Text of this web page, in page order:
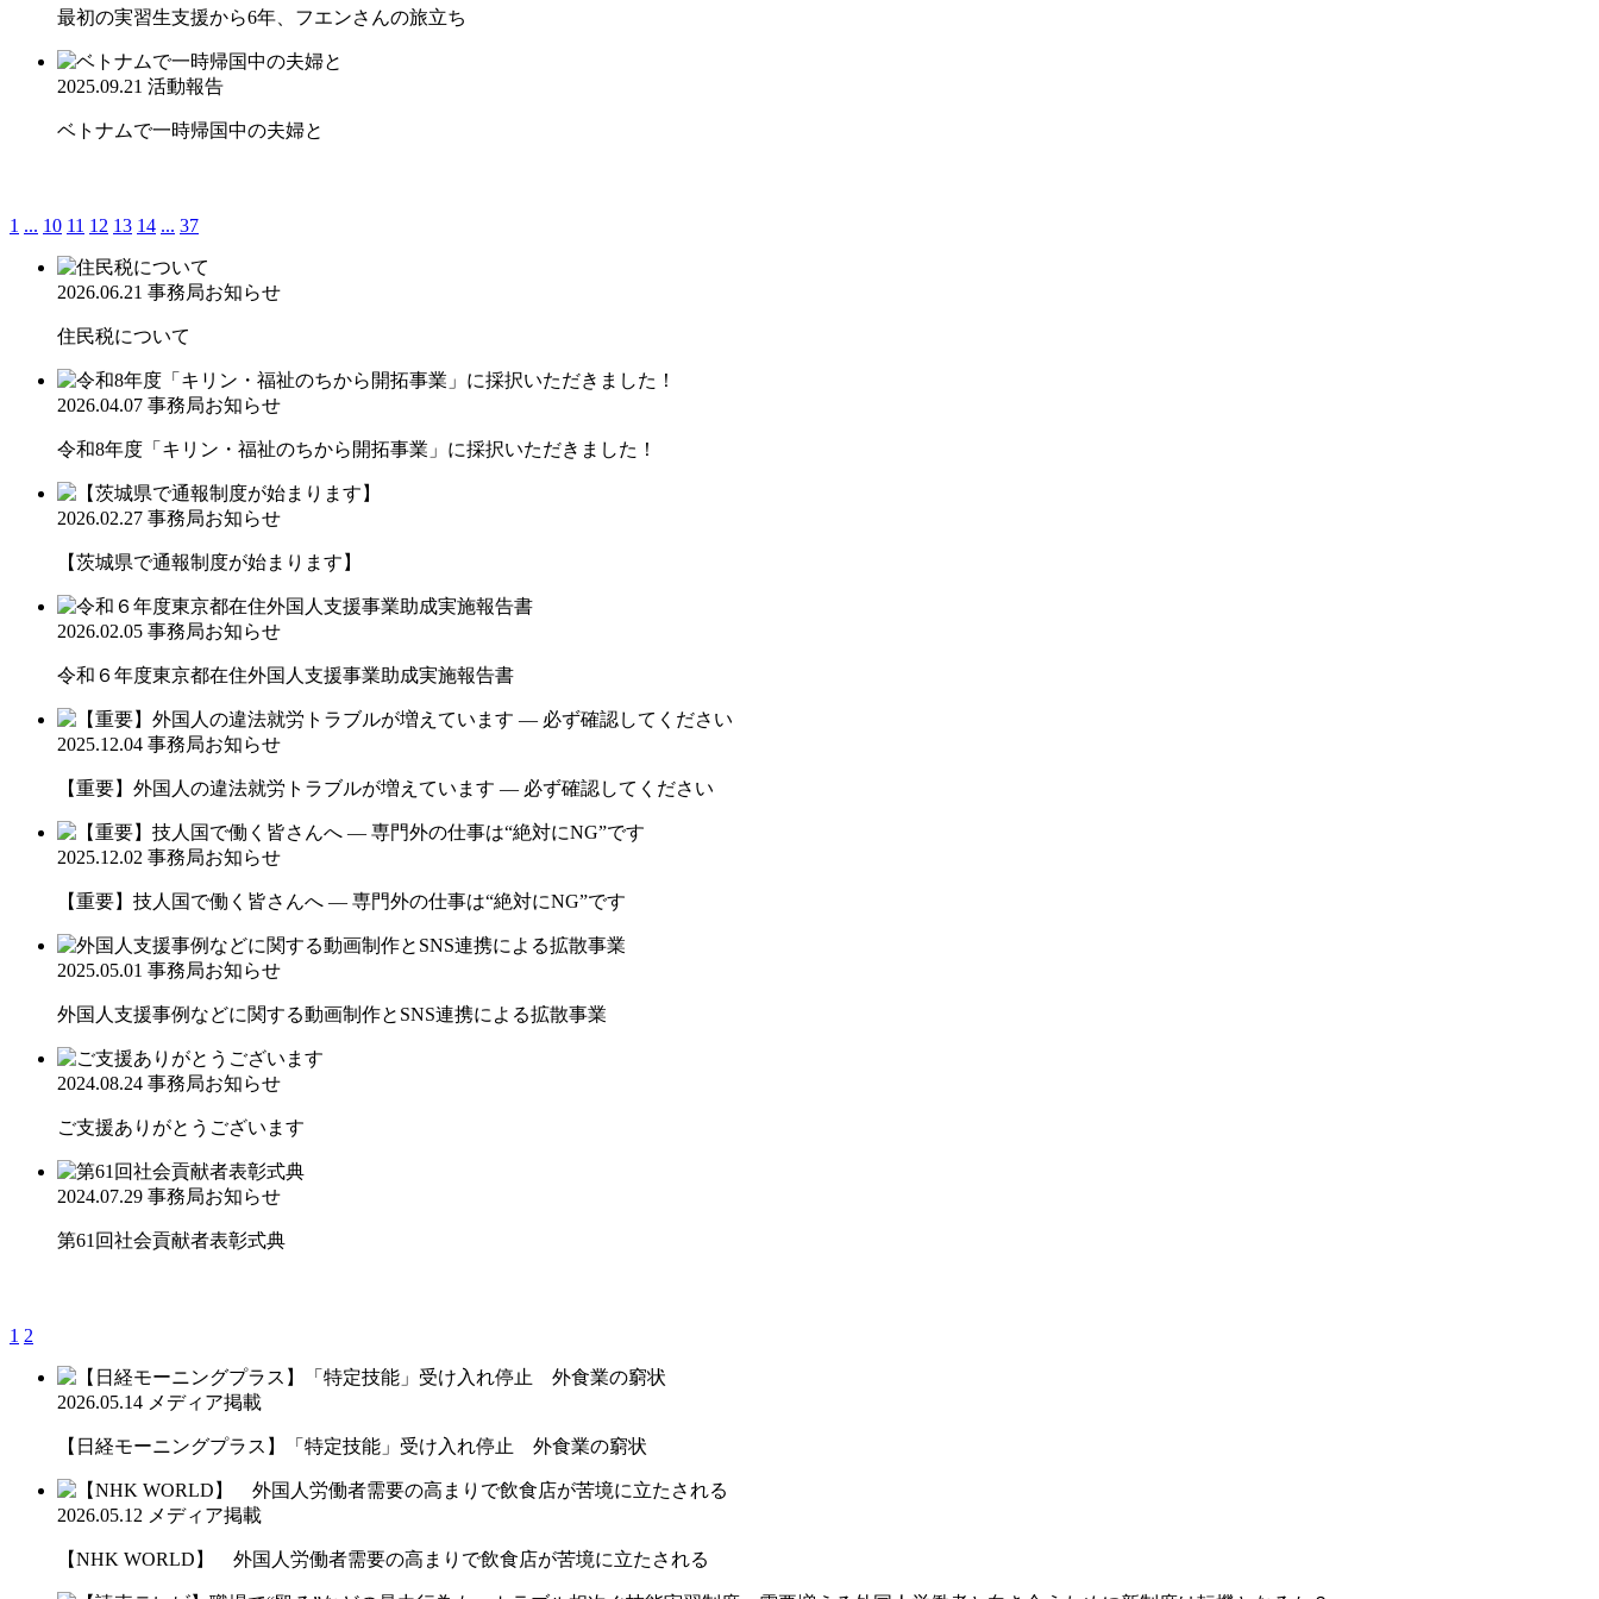
最初の実習生支援から6年、フエンさんの旅立ち
2025.09.21 活動報告
ベトナムで一時帰国中の夫婦と
1 ... 10 11 12 13 14 ... 37
2026.06.21 事務局お知らせ
住民税について
2026.04.07 事務局お知らせ
令和8年度「キリン・福祉のちから開拓事業」に採択いただきました！
2026.02.27 事務局お知らせ
【茨城県で通報制度が始まります】
2026.02.05 事務局お知らせ
令和６年度東京都在住外国人支援事業助成実施報告書
2025.12.04 事務局お知らせ
【重要】外国人の違法就労トラブルが増えています ― 必ず確認してください
2025.12.02 事務局お知らせ
【重要】技人国で働く皆さんへ ― 専門外の仕事は“絶対にNG”です
2025.05.01 事務局お知らせ
外国人支援事例などに関する動画制作とSNS連携による拡散事業
2024.08.24 事務局お知らせ
ご支援ありがとうございます
2024.07.29 事務局お知らせ
第61回社会貢献者表彰式典
1 2
2026.05.14 メディア掲載
【日経モーニングプラス】「特定技能」受け入れ停止 外食業の窮状
2026.05.12 メディア掲載
【NHK WORLD】 外国人労働者需要の高まりで飲食店が苦境に立たされる